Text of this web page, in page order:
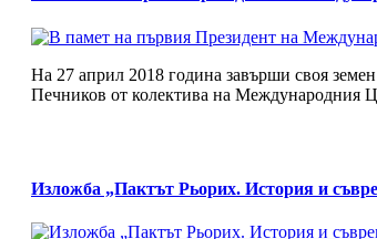
На 27 април 2018 година завърши своя
Печников от колектива на Международния
Изложба „Пактът Рьорих. История и